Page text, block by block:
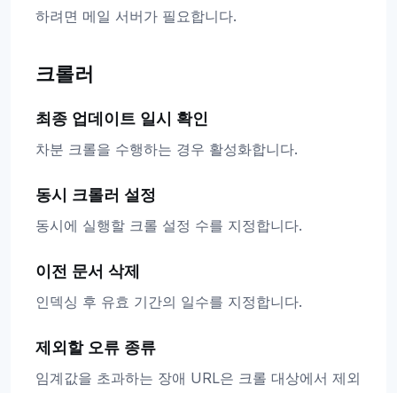
하려면 메일 서버가 필요합니다.
크롤러
최종 업데이트 일시 확인
차분 크롤을 수행하는 경우 활성화합니다.
동시 크롤러 설정
동시에 실행할 크롤 설정 수를 지정합니다.
이전 문서 삭제
인덱싱 후 유효 기간의 일수를 지정합니다.
제외할 오류 종류
임계값을 초과하는 장애 URL은 크롤 대상에서 제외